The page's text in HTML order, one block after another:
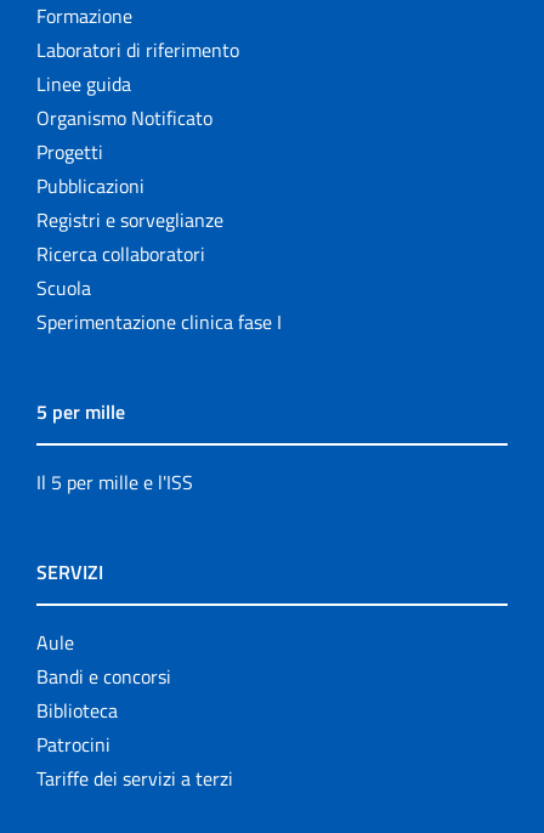
Formazione
Laboratori di riferimento
Linee guida
Organismo Notificato
Progetti
Pubblicazioni
Registri e sorveglianze
Ricerca collaboratori
Scuola
Sperimentazione clinica fase I
5 per mille
Il 5 per mille e l'ISS
SERVIZI
Aule
Bandi e concorsi
Biblioteca
Patrocini
Tariffe dei servizi a terzi